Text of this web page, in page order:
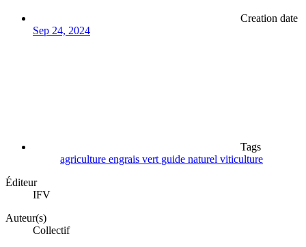
Creation date
Sep 24, 2024
Tags
agriculture engrais vert guide naturel viticulture
Éditeur
IFV
Auteur(s)
Collectif